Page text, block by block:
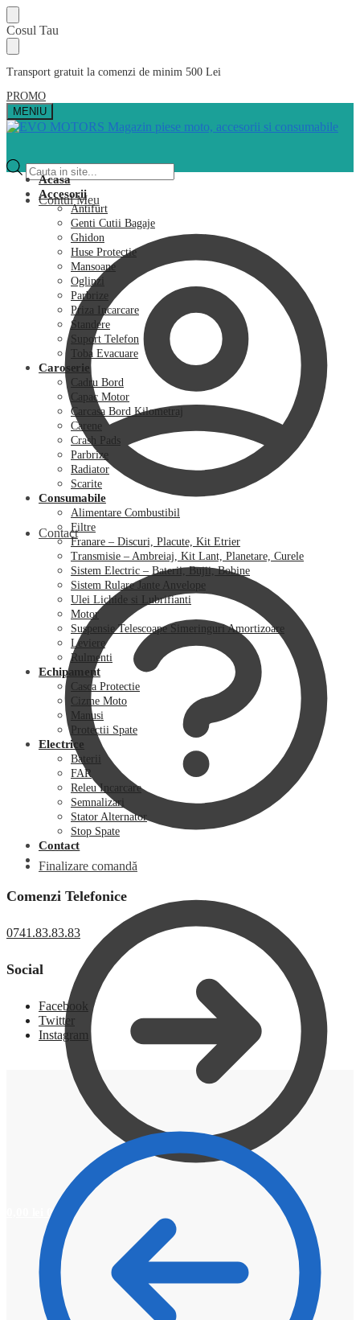
Skip
to
navigation
Skip
to
content
Cosul Tau
Transport gratuit la comenzi de minim 500 Lei
PROMO
MENIU
Products
search
Contul Meu
Contact
Finalizare comandă
0
Acasa
Accesorii
Antifurt
Genti Cutii Bagaje
Ghidon
Huse Protectie
Mansoane
Oglinzi
Parbrize
Priza Incarcare
Standere
Suport Telefon
Toba Evacuare
Caroserie
Cadru Bord
Capac Motor
Carcasa Bord Kilometraj
Carene
Crash Pads
Parbrize
Radiator
Scarite
Consumabile
Alimentare Combustibil
Filtre
Franare – Discuri, Placute, Kit Etrier
Transmisie – Ambreiaj, Kit Lant, Planetare, Curele
Sistem Electric – Baterii, Bujii, Bobine
Sistem Rulare Jante Anvelope
Ulei Lichide si Lubrifianti
Motor
Suspensie Telescoape Simeringuri Amortizoare
Leviere
Rulmenti
Echipament
Casca Protectie
Cizme Moto
Manusi
Protectii Spate
Electrice
Baterii
FAR
Releu Incarcare
Semnalizari
Stator Alternator
Stop Spate
Contact
Comenzi Telefonice
0741.83.83.83
Social
Facebook
Twitter
Instagram